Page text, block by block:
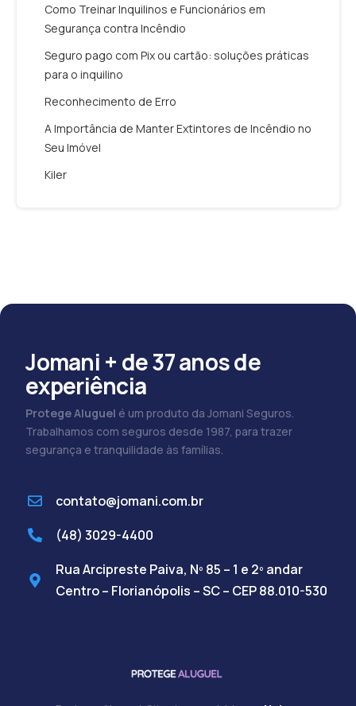
Como Treinar Inquilinos e Funcionários em
Segurança contra Incêndio
Seguro pago com Pix ou cartão: soluções práticas
para o inquilino
Reconhecimento de Erro
A Importância de Manter Extintores de Incêndio no
Seu Imóvel
Kiler
Jomani + de 37 anos de
experiência
Protege Aluguel é um produto da Jomani Seguros.
Trabalhamos com seguros desde 1987, para trazer
segurança e tranquilidade às famílias.
contato@jomani.com.br
(48) 3029-4400
Rua Arcipreste Paiva, Nº 85 – 1 e 2º andar
Centro – Florianópolis – SC – CEP 88.010-530